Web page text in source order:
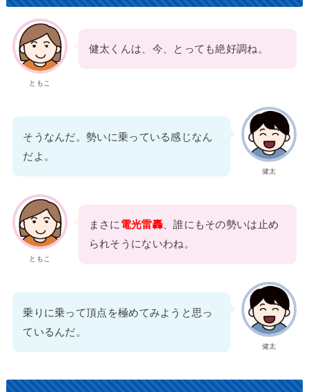
ともこ
健太くんは、今、とっても絶好調ね。
健太
そうなんだ。勢いに乗っている感じなん
だよ。
ともこ
まさに 電光雷轟、誰にもその勢いは止め
られそうにないわね。
健太
乗りに乗って頂点を極めてみようと思っ
ているんだ。